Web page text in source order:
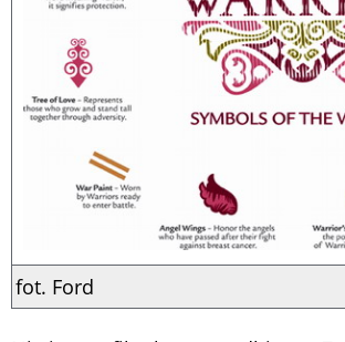
fot. Ford